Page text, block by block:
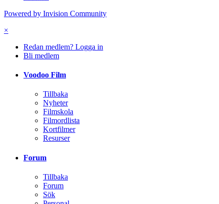
Powered by Invision Community
×
Redan medlem? Logga in
Bli medlem
Voodoo Film
Tillbaka
Nyheter
Filmskola
Filmordlista
Kortfilmer
Resurser
Forum
Tillbaka
Forum
Sök